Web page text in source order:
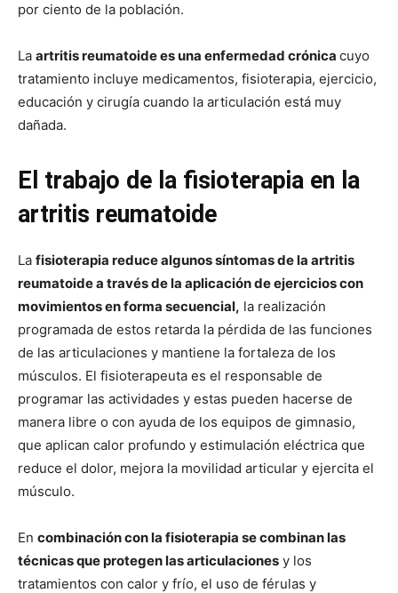
por ciento de la población.
La artritis reumatoide es una enfermedad crónica cuyo
tratamiento incluye medicamentos, fisioterapia, ejercicio,
educación y cirugía cuando la articulación está muy
dañada.
El trabajo de la fisioterapia en la
artritis reumatoide
La fisioterapia reduce algunos síntomas de la artritis
reumatoide a través de la aplicación de ejercicios con
movimientos en forma secuencial, la realización
programada de estos retarda la pérdida de las funciones
de las articulaciones y mantiene la fortaleza de los
músculos. El fisioterapeuta es el responsable de
programar las actividades y estas pueden hacerse de
manera libre o con ayuda de los equipos de gimnasio,
que aplican calor profundo y estimulación eléctrica que
reduce el dolor, mejora la movilidad articular y ejercita el
músculo.
En combinación con la fisioterapia se combinan las
técnicas que protegen las articulaciones y los
tratamientos con calor y frío, el uso de férulas y